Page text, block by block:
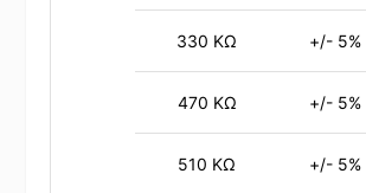
330 KΩ +/- 5%
470 KΩ +/- 5%
510 KΩ +/- 5%